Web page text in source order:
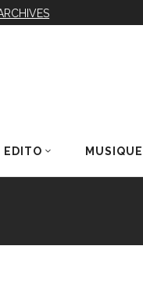
EDITO MUSIQUE